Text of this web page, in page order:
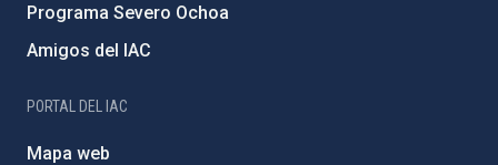
Programa Severo Ochoa
Amigos del IAC
PORTAL DEL IAC
Mapa web